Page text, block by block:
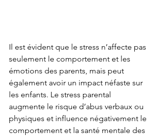
Il est évident que le stress n’affecte pas
seulement le comportement et les
émotions des parents, mais peut
également avoir un impact néfaste sur
les enfants. Le stress parental
augmente le risque d’abus verbaux ou
physiques et influence négativement le
comportement et la santé mentale des